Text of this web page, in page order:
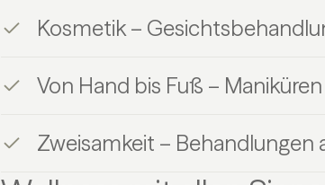
Kosmetik –
Von Hand bis Fuß –
Zweisamkeit – Behandlungen